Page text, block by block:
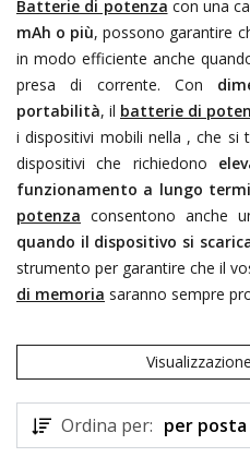
Batterie di potenza con una
mAh o più, possono garantire
in modo efficiente anche
presa di corrente. Con
portabilità, il batterie di
i dispositivi mobili nella , che si
dispositivi che richiedono
funzionamento a lungo
potenza consentono anche
quando il dispositivo si
strumento per garantire che il
di memoria saranno sempre
Ordina per: per